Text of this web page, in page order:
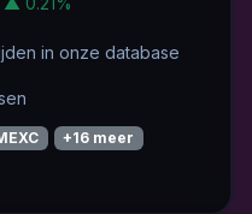
in onze database
+16 meer